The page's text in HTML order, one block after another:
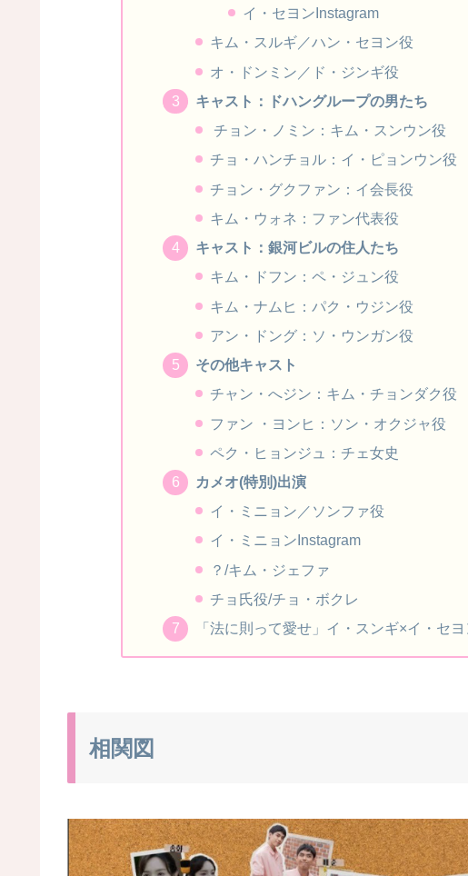
イ・セヨンInstagram
キム・スルギ／ハン・セヨン役
オ・ドンミン／ド・ジンギ役
キャスト：ドハングループの男たち
チョン・ノミン：キム・スンウン役
チョ・ハンチョル：イ・ピョンウン役
チョン・グクファン：イ会長役
キム・ウォネ：ファン代表役
キャスト：銀河ビルの住人たち
キム・ドフン：ペ・ジュン役
キム・ナムヒ：パク・ウジン役
アン・ドング：ソ・ウンガン役
その他キャスト
チャン・へジン：キム・チョンダク役
ファン ・ヨンヒ：ソン・オクジャ役
ペク・ヒョンジュ：チェ女史
カメオ(特別)出演
イ・ミニョン／ソンファ役
イ・ミニョンInstagram
？/キム・ジェファ
チョ氏役/チョ・ボクレ
「法に則って愛せ」イ・スンギ×イ・セ
相関図